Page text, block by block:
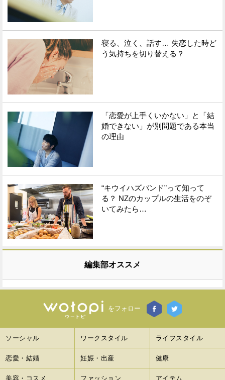
寝る、泣く、話す… 失恋した時ど
う気持ちを切り替える？
「恋愛が上手くいかない」と「結
婚できない」が別問題である本当
の理由
“キウイハズバンド”って知って
る？ NZのカップルの生活をのぞ
いてみたら…
編集部オススメ
をフォロー
ソーシャル ワークスタイル ライフスタイル
恋愛・結婚 妊娠・出産 健康
美容・コスメ ファッション アイテム